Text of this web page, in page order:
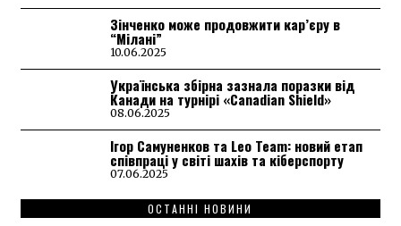
Зінченко може продовжити кар’єру в
“Мілані”
10.06.2025
Українська збірна зазнала поразки від
Канади на турнірі «Canadian Shield»
08.06.2025
Ігор Самуненков та Leo Team: новий етап
співпраці у світі шахів та кіберспорту
07.06.2025
ОСТАННІ НОВИНИ